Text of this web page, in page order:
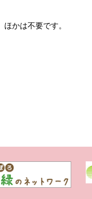
かは不要です。